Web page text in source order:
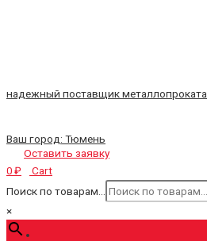
надежный поставщик металлопроката
Ваш город: Тюмень
Оставить заявку
0 ₽
Cart
Поиск по товарам...
×